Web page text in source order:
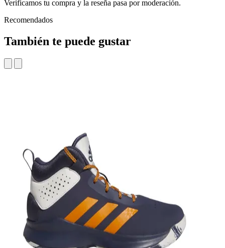
Verificamos tu compra y la reseña pasa por moderación.
Recomendados
También te puede gustar